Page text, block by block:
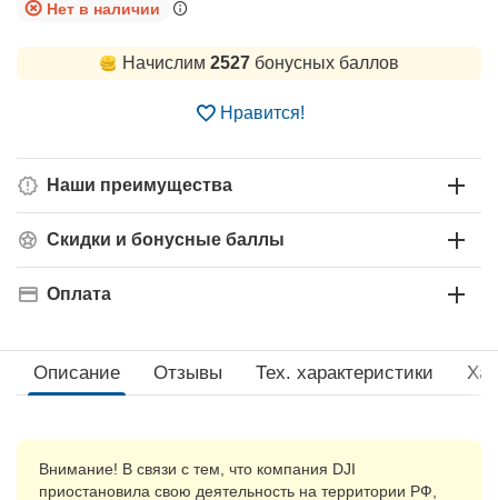
Нет в наличии
Начислим 2527бонусных баллов
Нравится!
Наши преимущества
Скидки и бонусные баллы
Оплата
Описание Отзывы Тех. xарактеристики
Внимание! В связи с тем, что компания DJI
приостановила свою деятельность на территории РФ,